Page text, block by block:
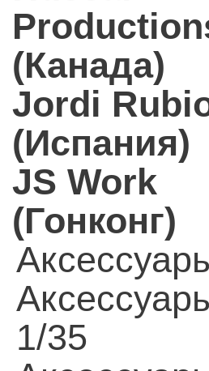
(Канада)
Jordi
(Испания)
JS Work
(Гонконг)
1/35